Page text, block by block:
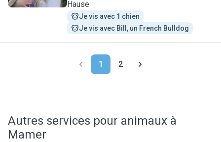
Hause
Je vis avec 1 chien
Je vis avec Bill, un French Bulldog
1 2
Autres services pour animaux à
Mamer